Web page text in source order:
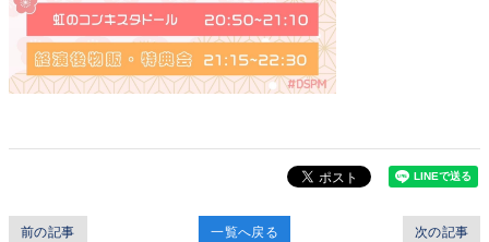
次の記事
一覧へ戻る
前の記事